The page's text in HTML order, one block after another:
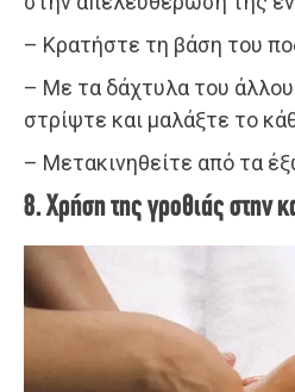
– Κρατήστε τη βάση του
– Με τα δάχτυλα του άλλου
στρίψτε και μαλάξτε το
– Μετακινηθείτε από τα
8. Χρήση της γροθιάς στην